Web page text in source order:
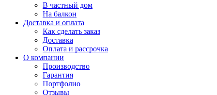
В частный дом
На балкон
Доставка и оплата
Как сделать заказ
Доставка
Оплата и рассрочка
О компании
Производство
Гарантия
Портфолио
Отзывы